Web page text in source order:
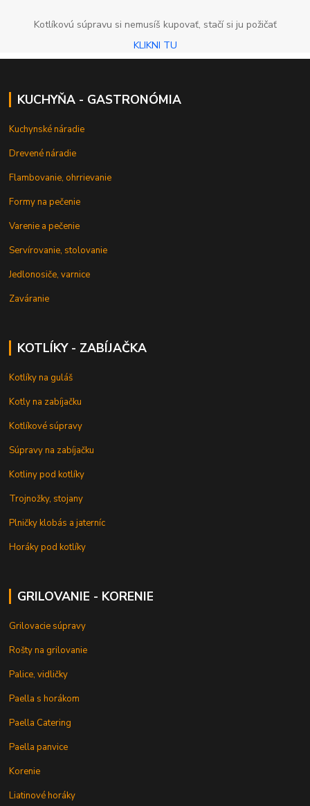
Kotlíkovú súpravu si nemusíš kupovať, stačí si ju požičať
KLIKNI TU
KUCHYŇA - GASTRONÓMIA
Kuchynské náradie
Drevené náradie
Flambovanie, ohrrievanie
Formy na pečenie
Varenie a pečenie
Servírovanie, stolovanie
Jedlonosiče, varnice
Zaváranie
KOTLÍKY - ZABÍJAČKA
Kotlíky na guláš
Kotly na zabíjačku
Kotlíkové súpravy
Súpravy na zabíjačku
Kotliny pod kotlíky
Trojnožky, stojany
Plničky klobás a jaterníc
Horáky pod kotlíky
GRILOVANIE - KORENIE
Grilovacie súpravy
Rošty na grilovanie
Palice, vidličky
Paella s horákom
Paella Catering
Paella panvice
Korenie
Liatinové horáky